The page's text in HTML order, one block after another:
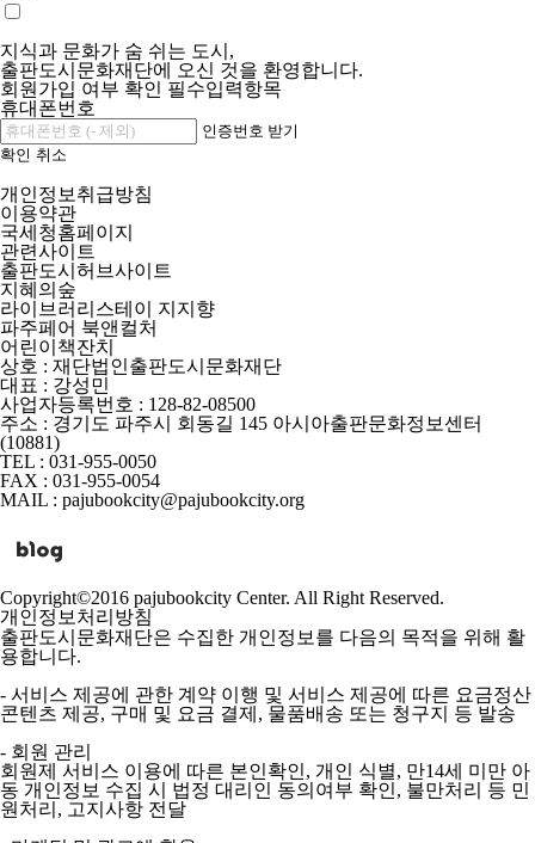
지식과 문화가 숨 쉬는 도시,
출판도시문화재단에 오신 것을 환영합니다.
회원가입 여부 확인 필수입력항목
휴대폰번호
인증번호 받기
확인 취소
개인정보취급방침
이용약관
국세청홈페이지
관련사이트
출판도시허브사이트
지혜의숲
라이브러리스테이 지지향
파주페어 북앤컬처
어린이책잔치
상호 : 재단법인출판도시문화재단
대표 : 강성민
사업자등록번호 : 128-82-08500
주소 : 경기도 파주시 회동길 145 아시아출판문화정보센터
(10881)
TEL : 031-955-0050
FAX : 031-955-0054
MAIL : pajubookcity@pajubookcity.org
Copyright©2016 pajubookcity Center. All Right Reserved.
개인정보처리방침
출판도시문화재단은 수집한 개인정보를 다음의 목적을 위해 활
용합니다.
- 서비스 제공에 관한 계약 이행 및 서비스 제공에 따른 요금정산
콘텐츠 제공, 구매 및 요금 결제, 물품배송 또는 청구지 등 발송
- 회원 관리
회원제 서비스 이용에 따른 본인확인, 개인 식별, 만14세 미만 아
동 개인정보 수집 시 법정 대리인 동의여부 확인, 불만처리 등 민
원처리, 고지사항 전달